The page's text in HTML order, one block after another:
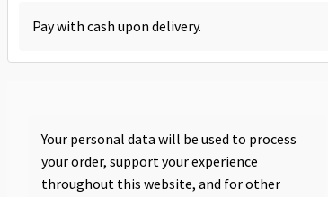
Pay with cash upon delivery.
Your personal data will be used to process
your order, support your experience
throughout this website, and for other